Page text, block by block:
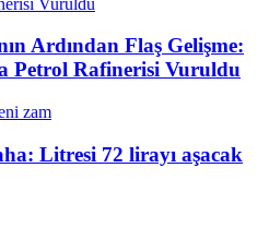
Ardından Flaş Gelişme:
Petrol Rafinerisi Vuruldu
Litresi 72 lirayı aşacak